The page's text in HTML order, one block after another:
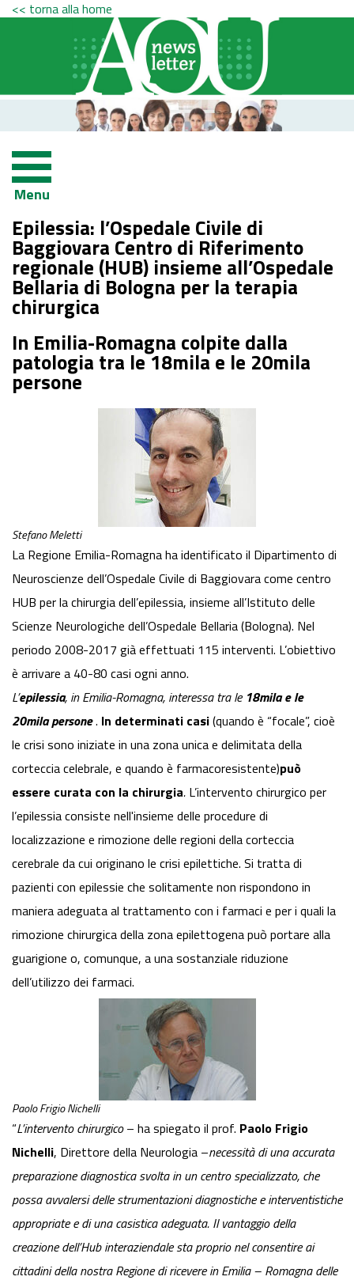
<< torna alla home
Menu
Epilessia: l’Ospedale Civile di
Baggiovara Centro di Riferimento
regionale (HUB) insieme all’Ospedale
Bellaria di Bologna per la terapia
chirurgica
In Emilia-Romagna colpite dalla
patologia tra le 18mila e le 20mila
persone
Stefano Meletti
La Regione Emilia-Romagna ha identificato il Dipartimento di
Neuroscienze dell’Ospedale Civile di Baggiovara come centro
HUB per la chirurgia dell’epilessia, insieme all’Istituto delle
Scienze Neurologiche dell’Ospedale Bellaria (Bologna). Nel
periodo 2008-2017 già effettuati 115 interventi. L’obiettivo
è arrivare a 40-80 casi ogni anno.
L’epilessia, in Emilia-Romagna, interessa tra le 18mila e le
20mila persone. In determinati casi(quando è “focale”, cioè
le crisi sono iniziate in una zona unica e delimitata della
corteccia celebrale, e quando è farmacoresistente)può
essere curata con la chirurgia. L’intervento chirurgico per
l’epilessia consiste nell'insieme delle procedure di
localizzazione e rimozione delle regioni della corteccia
cerebrale da cui originano le crisi epilettiche. Si tratta di
pazienti con epilessie che solitamente non rispondono in
maniera adeguata al trattamento con i farmaci e per i quali la
rimozione chirurgica della zona epilettogena può portare alla
guarigione o, comunque, a una sostanziale riduzione
dell’utilizzo dei farmaci.
Paolo Frigio Nichelli
“L’intervento chirurgico– ha spiegato il prof. Paolo Frigio
Nichelli, Direttore della Neurologia –necessità di una accurata
preparazione diagnostica svolta in un centro specializzato, che
possa avvalersi delle strumentazioni diagnostiche e interventistiche
appropriate e di una casistica adeguata. Il vantaggio della
creazione dell’Hub interaziendale sta proprio nel consentire ai
cittadini della nostra Regione di ricevere in Emilia – Romagna delle